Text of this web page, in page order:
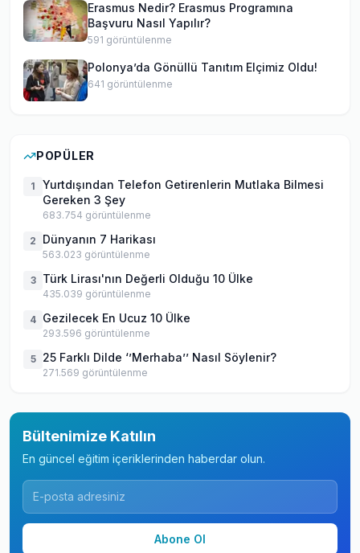
Erasmus Nedir? Erasmus Programına
Başvuru Nasıl Yapılır?
591 görüntülenme
Polonya’da Gönüllü Tanıtım Elçimiz Oldu!
641 görüntülenme
POPÜLER
1
Yurtdışından Telefon Getirenlerin Mutlaka Bilmesi
Gereken 3 Şey
683.754 görüntülenme
2 Dünyanın 7 Harikası
563.023 görüntülenme
3 Türk Lirası'nın Değerli Olduğu 10 Ülke
435.039 görüntülenme
4 Gezilecek En Ucuz 10 Ülke
293.596 görüntülenme
5 25 Farklı Dilde ‘’Merhaba’’ Nasıl Söylenir?
271.569 görüntülenme
Bültenimize Katılın
En güncel eğitim içeriklerinden haberdar olun.
Abone Ol